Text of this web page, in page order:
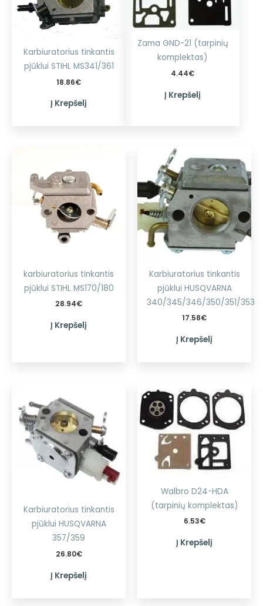
Karbiuratorius tinkantis
pjūklui STIHL MS341/361
18.86€
Į Krepšelį
Zama GND-21 (tarpinių
komplektas)
4.44€
Į Krepšelį
karbiuratorius tinkantis
pjūklui STIHL MS170/180
28.94€
Į Krepšelį
Karbiuratorius tinkantis
pjūklui HUSQVARNA
340/345/346/350/351/353
17.58€
Į Krepšelį
Karbiuratorius tinkantis
pjūklui HUSQVARNA
357/359
26.80€
Į Krepšelį
Walbro D24-HDA
(tarpinių komplektas)
6.53€
Į Krepšelį